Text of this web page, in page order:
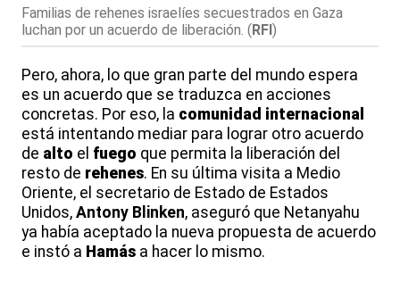
Familias de rehenes israelíes secuestrados en Gaza
luchan por un acuerdo de liberación. (RFI)
Pero, ahora, lo que gran parte del mundo espera
es un acuerdo que se traduzca en acciones
concretas. Por eso, la comunidad internacional
está intentando mediar para lograr otro acuerdo
de alto el fuego que permita la liberación del
resto de rehenes. En su última visita a Medio
Oriente, el secretario de Estado de Estados
Unidos, Antony Blinken, aseguró que Netanyahu
ya había aceptado la nueva propuesta de acuerdo
e instó a Hamás a hacer lo mismo.